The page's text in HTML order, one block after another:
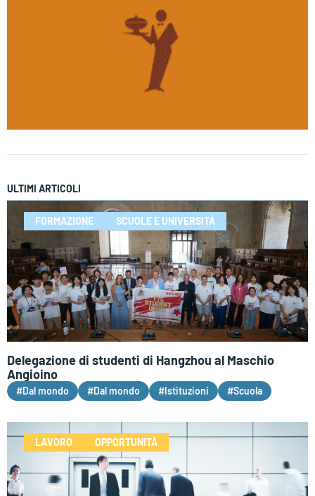
ULTIMI ARTICOLI
FORMAZIONE SCUOLE E UNIVERSITÀ
Delegazione di studenti di Hangzhou al Maschio
Angioino
#Dal mondo #Dal mondo #Istituzioni #Scuola
LAVORO OPPORTUNITÀ